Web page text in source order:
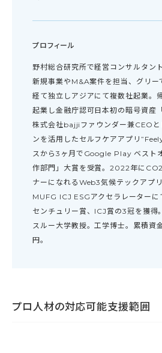
プロフィール
野村総合研究所で経営コンサルタン
新規事業やM&A案件を担当、グリー
経て独立しアジアにて複数社起業。
起業し金融庁認可日本初の暗号資産
株式会社bajjiファウンダー兼CEOと
ンを活用したセルフケアアプリ
スから3ヶ月でGoogle Play ベスト
作部門」大賞を受賞。2022年に
ナーになれるWeb3気候テックアプ
MUFG ICJ ESGアクセラレーター
センチュリー賞、ICJ賞の3冠を獲得
スルー大学教授。工学博士。累積資
円。
プロ人材の対応可能支援範囲